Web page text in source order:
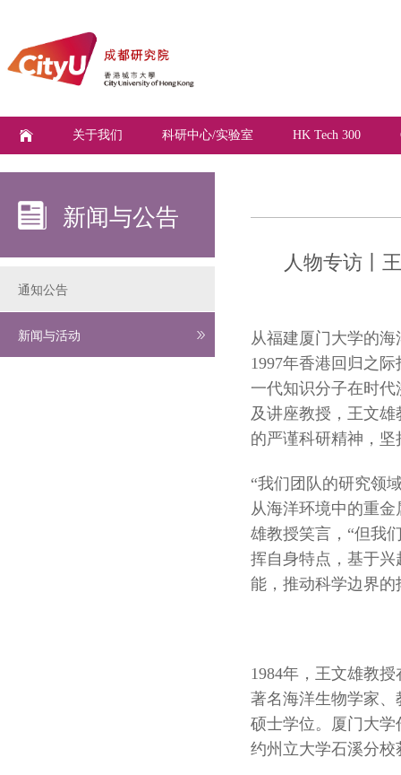
关于我们 科研中心/实验室 HK Tech 300
新闻与公告
通知公告
新闻与活动
人物专访丨
从福建厦门大学的
1997年香港回归之
一代知识分子在时
及讲座教授，王文
的严谨科研精神，
“我们团队的研究领
从海洋环境中的重
雄教授笑言，“但我
挥自身特点，基于
能，推动科学边界的
1984年，王文雄教
著名海洋生物学家
硕士学位。厦门大
约州立大学石溪分